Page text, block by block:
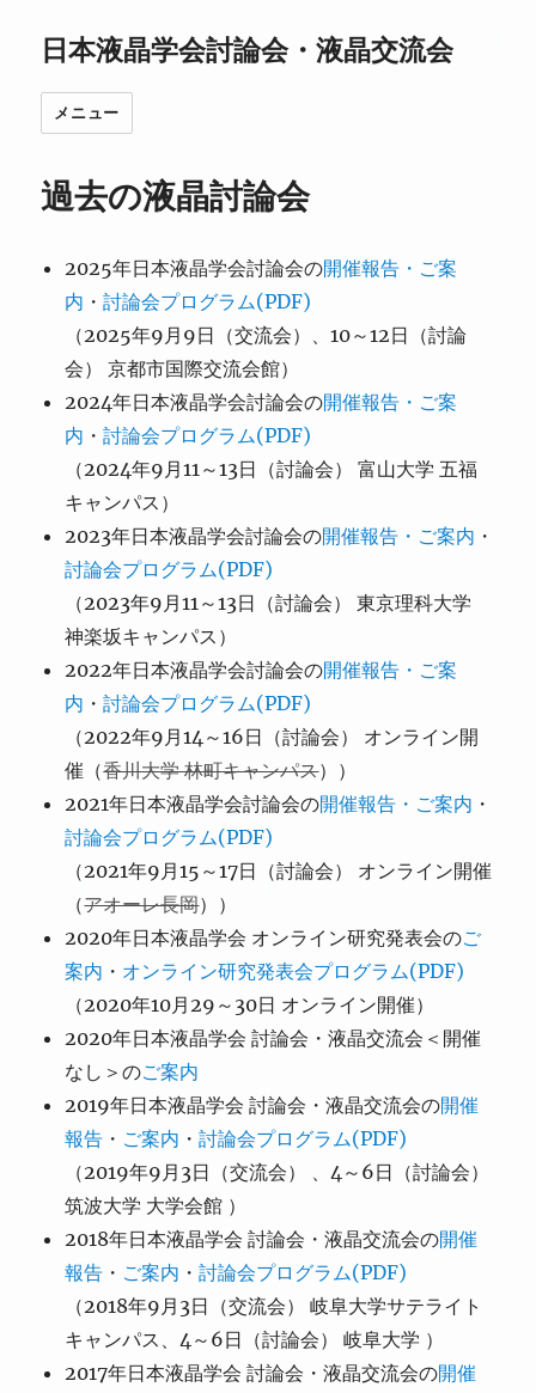
日本液晶学会討論会・液晶交流会
メニュー
過去の液晶討論会
2025年日本液晶学会討論会の開催報告・ご案
内 ・討論会プログラム(PDF)
（2025年9月9日（交流会）、10～12日（討論
会） 京都市国際交流会館）
2024年日本液晶学会討論会の開催報告・ご案
内 ・討論会プログラム(PDF)
（2024年9月11～13日（討論会） 富山大学 五福
キャンパス）
2023年日本液晶学会討論会の開催報告・ご案内 ・
討論会プログラム(PDF)
（2023年9月11～13日（討論会） 東京理科大学
神楽坂キャンパス）
2022年日本液晶学会討論会の開催報告・ご案
内 ・討論会プログラム(PDF)
（2022年9月14～16日（討論会） オンライン開
催（香川大学 林町キャンパス））
2021年日本液晶学会討論会の開催報告・ご案内 ・
討論会プログラム(PDF)
（2021年9月15～17日（討論会） オンライン開催
（アオーレ長岡））
2020年日本液晶学会 オンライン研究発表会のご
案内 ・ オンライン研究発表会プログラム(PDF)
（2020年10月29～30日 オンライン開催）
2020年日本液晶学会 討論会・液晶交流会＜開催
なし＞のご案内
2019年日本液晶学会 討論会・液晶交流会の開催
報告 ・ ご案内 ・討論会プログラム(PDF)
（2019年9月3日（交流会） 、4～6日（討論会）
筑波大学 大学会館 ）
2018年日本液晶学会 討論会・液晶交流会の開催
報告 ・ ご案内 ・討論会プログラム(PDF)
（2018年9月3日（交流会） 岐阜大学サテライト
キャンパス、4～6日（討論会） 岐阜大学 ）
2017年日本液晶学会 討論会・液晶交流会の開催